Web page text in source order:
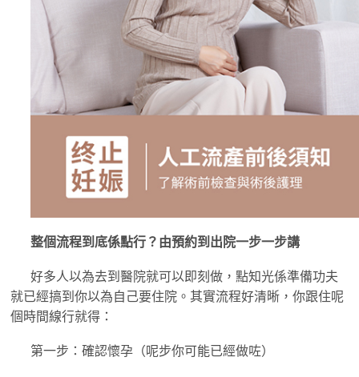
整個流程到底係點行？由預約到出院一步一步講
好多人以為去到醫院就可以即刻做，點知光係準備功夫
就已經搞到你以為自己要住院。其實流程好清晰，你跟住呢
個時間線行就得：
第一步：確認懷孕（呢步你可能已經做咗）